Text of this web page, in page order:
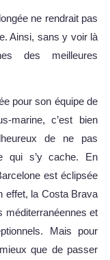
ne rendrait pas
Ainsi, sans y voir là
des meilleures
pour son équipe de
marine, c’est bien
de ne pas
qui s’y cache. En
est éclipsée
effet, la Costa Brava
méditerranéennes et
Mais pour
que de passer